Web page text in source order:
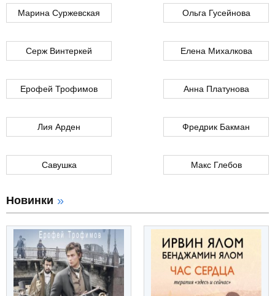
Марина Суржевская Ольга Гусейнова
Серж Винтеркей Елена Михалкова
Ерофей Трофимов Анна Платунова
Лия Арден Фредрик Бакман
Савушка Макс Глебов
Новинки